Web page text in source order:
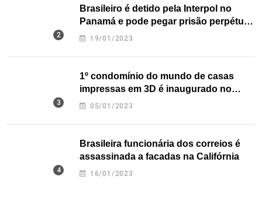
Brasileiro é detido pela Interpol no
Panamá e pode pegar prisão perpétua
nos EUA
19/01/2023
1º condomínio do mundo de casas
impressas em 3D é inaugurado no
Texas
05/01/2023
Brasileira funcionária dos correios é
assassinada a facadas na Califórnia
16/01/2023